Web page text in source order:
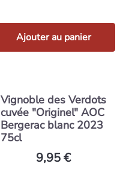
Ajouter au panier
Vignoble des Verdots
cuvée "Originel" AOC
Bergerac blanc 2023
75cl
9,95 €